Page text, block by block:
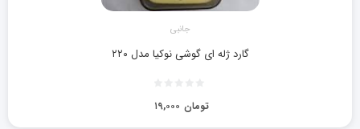
جانبی
گارد ژله ای گوشی نوکیا مدل ۲۲۰
۱۹,۰۰۰ تومان